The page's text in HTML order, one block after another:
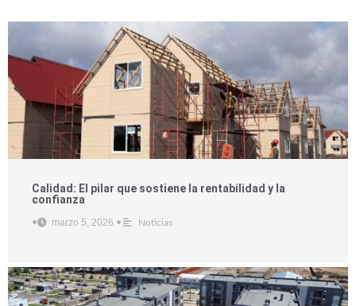
Calidad: El pilar que sostiene la rentabilidad y la
confianza
• marzo 5, 2026 • Noticias